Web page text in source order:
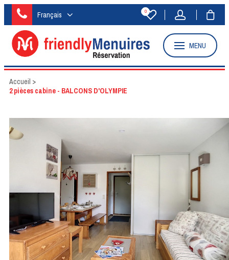
Français 0
MENU
Accueil >
2 pièces cabine - BALCONS D'OLYMPIE